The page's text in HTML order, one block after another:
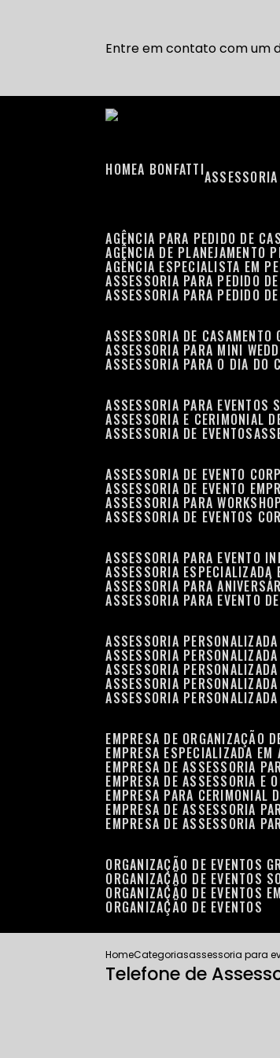
Entre em contato com um
HOME A BONFATTI
AGÊNCIA PARA PEDIDO DE
AGÊNCIA DE PLANEJAMENTO
AGÊNCIA ESPECIALISTA EM
ASSESSORIA PARA PEDIDO
ASSESSORIA PARA PEDIDO
ASSESSORIA DE
ASSESSORIA PARA MINI
ASSESSORIA PARA O DIA DO
ASSESSORIA PARA
ASSESSORIA E CERIMONIAL
ASSESSORIA DE EVENTOS
ASSESSORIA DE EVENTO
ASSESSORIA DE EVENTO
ASSESSORIA PARA
ASSESSORIA DE EVENTOS
ASSESSORIA PARA EVENTO
ASSESSORIA
ASSESSORIA PARA
ASSESSORIA PARA EVENTO
ASSESSORIA
ASSESSORIA
ASSESSORIA
ASSESSORIA
ASSESSORIA
EMPRESA DE ORGANIZAÇÃO
EMPRESA ESPECIALIZADA
EMPRESA DE ASSESSORIA
EMPRESA DE ASSESSORIA E
EMPRESA PARA CERIMONIAL
EMPRESA DE ASSESSORIA
EMPRESA DE ASSESSORIA
ORGANIZAÇÃO DE EVENTOS
ORGANIZAÇÃO DE EVENTOS
ORGANIZAÇÃO DE EVENTOS
ORGANIZAÇÃO DE EVENTOS
HomeCategoriasassessoria para
Telefone de